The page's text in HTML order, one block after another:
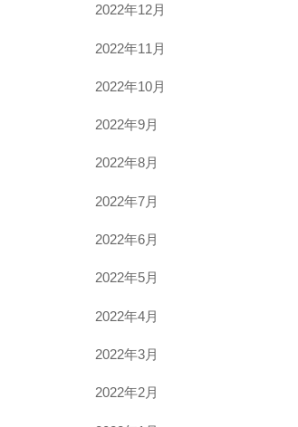
2022年12月
2022年11月
2022年10月
2022年9月
2022年8月
2022年7月
2022年6月
2022年5月
2022年4月
2022年3月
2022年2月